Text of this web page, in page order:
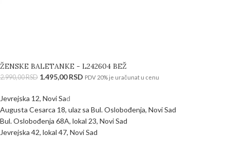
ŽENSKE BALETANKE - L242604 BEŽ
2.990,00RSD 1.495,00RSD PDV 20% je uračunat u cenu
Jevrejska 12, Novi Sad
Augusta Cesarca 18, ulaz sa Bul. Oslobođenja, Novi Sad
Bul. Oslobođenja 68A, lokal 23, Novi Sad
Jevrejska 42, lokal 47, Novi Sad